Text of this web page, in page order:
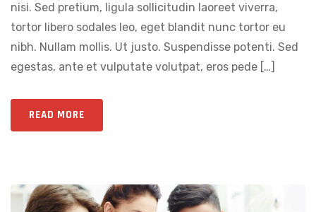
nisi. Sed pretium, ligula sollicitudin laoreet viverra,
tortor libero sodales leo, eget blandit nunc tortor eu
nibh. Nullam mollis. Ut justo. Suspendisse potenti. Sed
egestas, ante et vulputate volutpat, eros pede […]
READ MORE